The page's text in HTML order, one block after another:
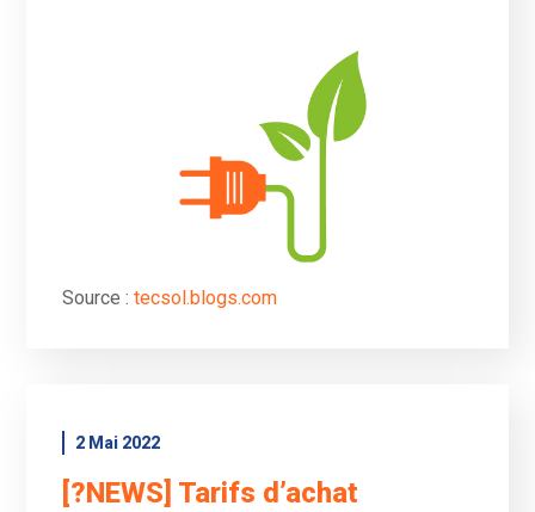
Source :tecsol.blogs.com
2 Mai 2022
[?NEWS] Tarifs d’achat